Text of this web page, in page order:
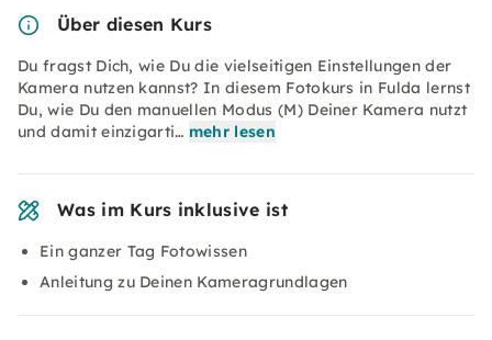
Über diesen Kurs
Du fragst Dich, wie Du die vielseitigen Einstellungen der
Kamera nutzen kannst? In diesem Fotokurs in Fulda lernst
Du, wie Du den manuellen Modus (M) Deiner Kamera nutzt
und damit einzigarti… mehr lesen
Was im Kurs inklusive ist
Ein ganzer Tag Fotowissen
Anleitung zu Deinen Kameragrundlagen